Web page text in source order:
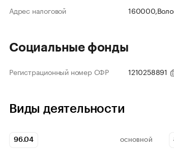
Адрес налоговой
Социальные фонды
Регистрационный номер СФР 1210258891
Виды деятельности
96.04 ОСНОВНОЙ